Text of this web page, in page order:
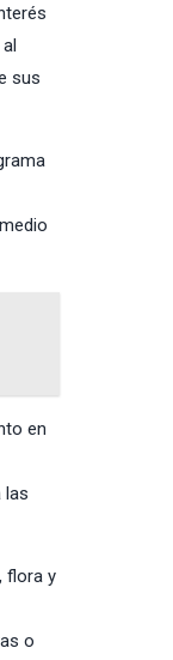
sus
en
las
flora y
o